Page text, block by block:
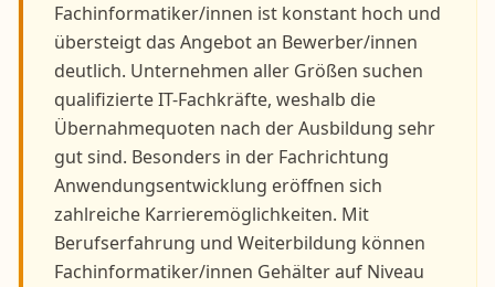
Fachinformatiker/innen ist konstant hoch und
übersteigt das Angebot an Bewerber/innen
deutlich. Unternehmen aller Größen suchen
qualifizierte IT-Fachkräfte, weshalb die
Übernahmequoten nach der Ausbildung sehr
gut sind. Besonders in der Fachrichtung
Anwendungsentwicklung eröffnen sich
zahlreiche Karrieremöglichkeiten. Mit
Berufserfahrung und Weiterbildung können
Fachinformatiker/innen Gehälter auf Niveau